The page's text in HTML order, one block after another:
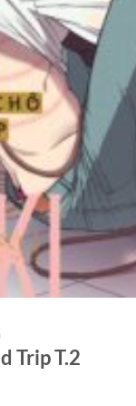
Trip T.2